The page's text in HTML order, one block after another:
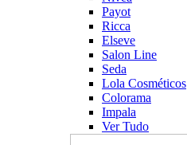
Payot
Ricca
Elseve
Salon Line
Seda
Lola Cosméticos
Colorama
Impala
Ver Tudo